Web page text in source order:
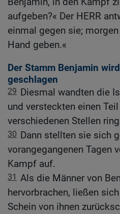
aufgeben?« Der HERR
einmal gegen sie;
Hand geben.«
Der Stamm Benjamin
geschlagen
29 Diesmal wandten die
und versteckten einen
verschiedenen Stellen
30 Dann stellten sie sich
vorangegangenen Tagen
Kampf auf.
31 Als die Männer von
hervorbrachen, ließen
Schein von ihnen